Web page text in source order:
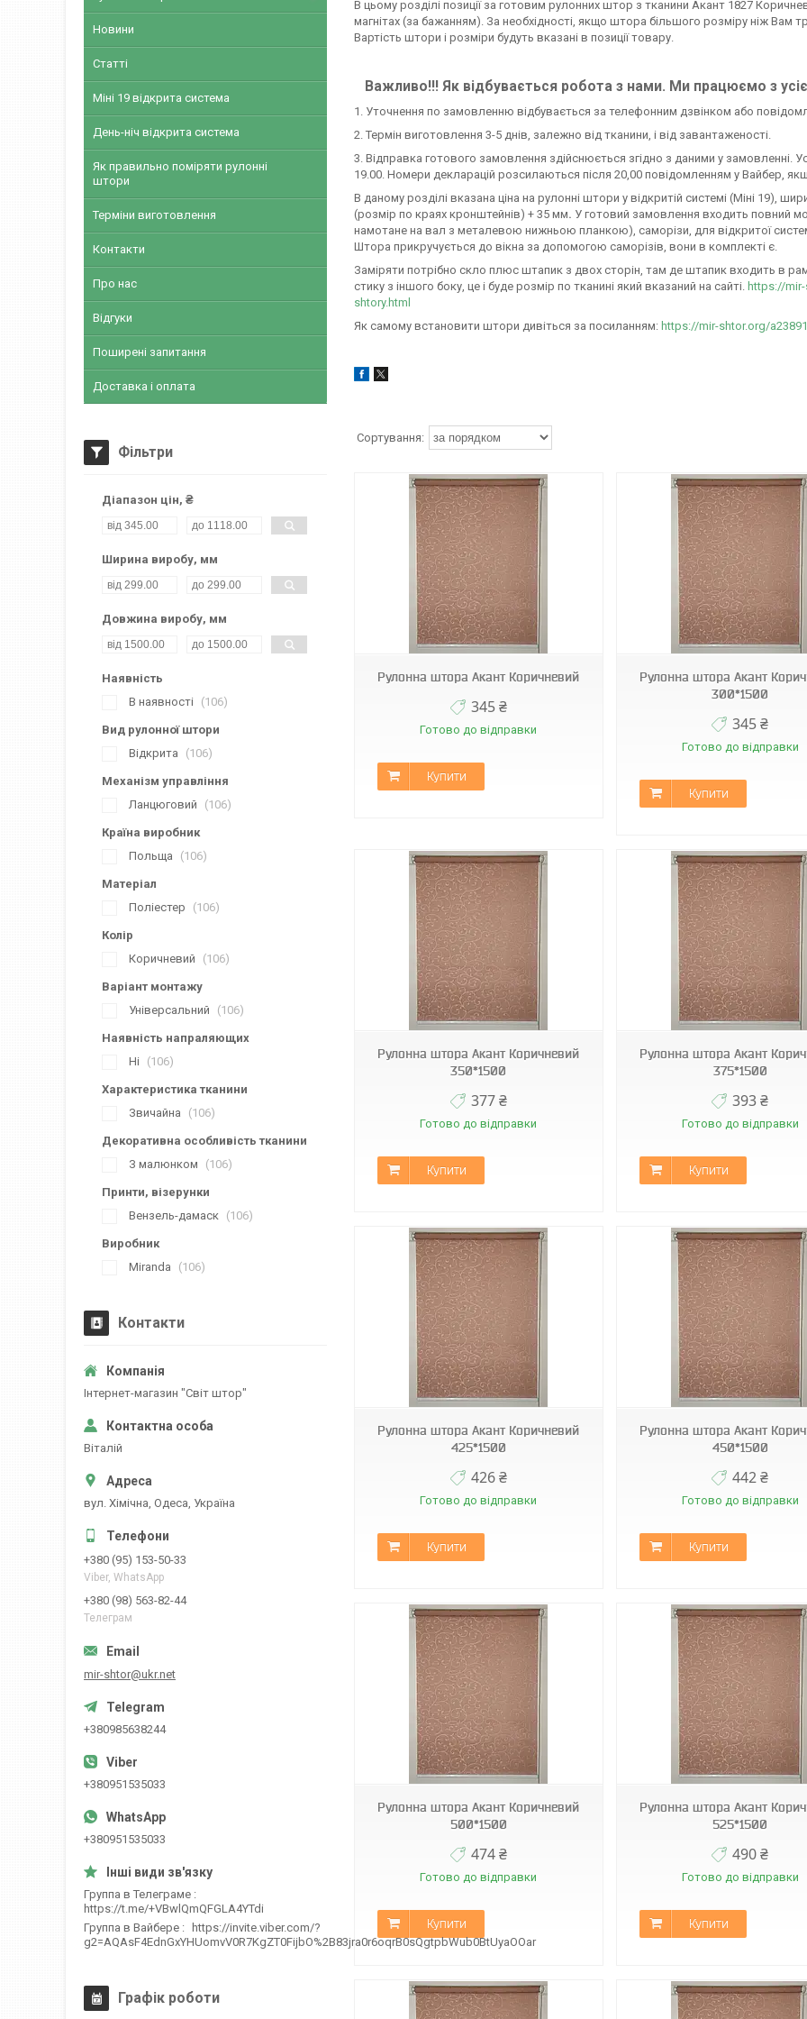
В цьому розділі позиції за готовим рулонних штор з тканини Акант 1827
магнітах (за бажанням). За необхідності, якщо штора більшого розміру ніж Вам
Вартість штори і розміри будуть вказані в позиції товару.
Важливо!!! Як відбувається робота з нами. Ми працюємо з
1. Уточнення по замовленню відбувається за телефонним дзвінком або
2. Термін виготовлення 3-5 днів, залежно від тканини, і від завантаженості.
3. Відправка готового замовлення здійснюється згідно з даними у замовленні.
19.00. Номери декларацій розсилаються після 20,00 повідомленням у Вайбер,
В даному розділі вказана ціна на рулонні штори у відкритій системі (Міні 19),
(розмір по краях кронштейнів) + 35 мм. У готовий замовлення входить повний
намотане на вал з металевою нижньою планкою), саморізи, для відкритої системи
Штора прикручується до вікна за допомогою саморізів, вони в комплекті є.
Заміряти потрібно скло плюс штапик з двох сторін, там де штапик входить в
стику з іншого боку, це і буде розмір по тканині який вказаний на сайті. https://
shtory.html
Як самому встановити штори дивіться за посиланням: https://mir-shtor.org/
Д-1827
Рулонна штора Акант Коричневий
345 ₴
Готово до відправки
Купити
Д-1827
Рулонна штора Акант
300*1500
345 ₴
Готово до відправки
Купити
Д-1827
Рулонна штора Акант Коричневий
350*1500
377 ₴
Готово до відправки
Купити
Д-1827
Рулонна штора Акант
375*1500
393 ₴
Готово до відправки
Купити
Д-1827
Д-1827
Рулонна штора Акант Коричневий
425*1500
426 ₴
Готово до відправки
Купити
Д-1827
Рулонна штора Акант
450*1500
442 ₴
Готово до відправки
Купити
Д-1827
Рулонна штора Акант Коричневий
500*1500
474 ₴
Готово до відправки
Купити
Д-1827
Рулонна штора Акант
525*1500
490 ₴
Готово до відправки
Купити
Д-1827
Новини
Статті
Міні 19 відкрита система
День-ніч відкрита система
Як правильно поміряти рулонні
штори
Терміни виготовлення
Контакти
Про нас
Відгуки
Поширені запитання
Доставка і оплата
Фільтри
Діапазон цін, ₴
Ширина виробу, мм
Довжина виробу, мм
Наявність
В наявності
106
Вид рулонної штори
Відкрита
106
Механізм управління
Ланцюговий
106
Країна виробник
Польща
106
Матеріал
Поліестер
106
Колір
Коричневий
106
Варіант монтажу
Універсальний
106
Наявність напраляющих
Ні
106
Характеристика тканини
Звичайна
106
Декоративна особливість тканини
З малюнком
106
Принти, візерунки
Вензель-дамаск
106
Виробник
Miranda
106
Контакти
Iнтернет-магазин "Свiт штор"
Вiталiй
вул. Хiмiчна, Одеса, Україна
+380 (95) 153-50-33
Viber, WhatsApp
+380 (98) 563-82-44
Телеграм
mir-shtor@ukr.net
+380985638244
+380951535033
+380951535033
Группа в Телеграме
https://t.me/+VBwlQmQFGLA4YTdi
Группа в Вайбере
https://invite.viber.com/?
g2=AQAsF4EdnGxYHUomvV0R7KgZT0FijbO%2B83jra0r6oqrB0sQgtpbWub0BtUyaOOar
Графік роботи